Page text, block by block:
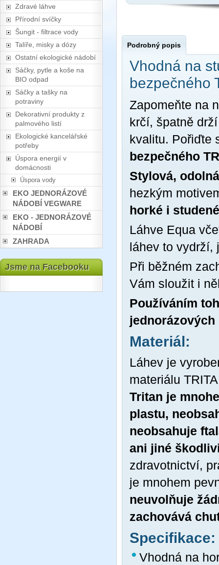
Zdravé láhve
Přírodní svíčky
Šungit - filtrace vody
Talíře, misky a dózy
Ostatní ekologické nádobí
Sáčky, pytle a koše na
BIO odpad
Sáčky a tašky na
potraviny
Dekorativní produkty z
palmového listí
Ekologické kancelářské
potřeby
Úspora energií v
domácnosti
Úspora vody
EKO JEDNORÁZOVÉ
NÁDOBÍ VEGWARE
EKO - JEDNORÁZOVÉ
NÁDOBÍ
ZAHRADA
Jsme na Facebooku
Podrobný popis
Vhodná na
bezpečného
Zapomeňte na
krčí, špatně
kvalitu. Pořiďte
bezpečného
Stylová,
hezkým
horké i
Láhve Equa
láhev to vydrží,
Při běžném
Vám sloužit i
Používáním
jednorázových
Materiál:
Láhev je
materiálu
Tritan je
plastu,
neobsahuje
ani jiné
zdravotnictví,
je mnohem
neuvolňuje
zachovává
Specifikace:
Vhodná na